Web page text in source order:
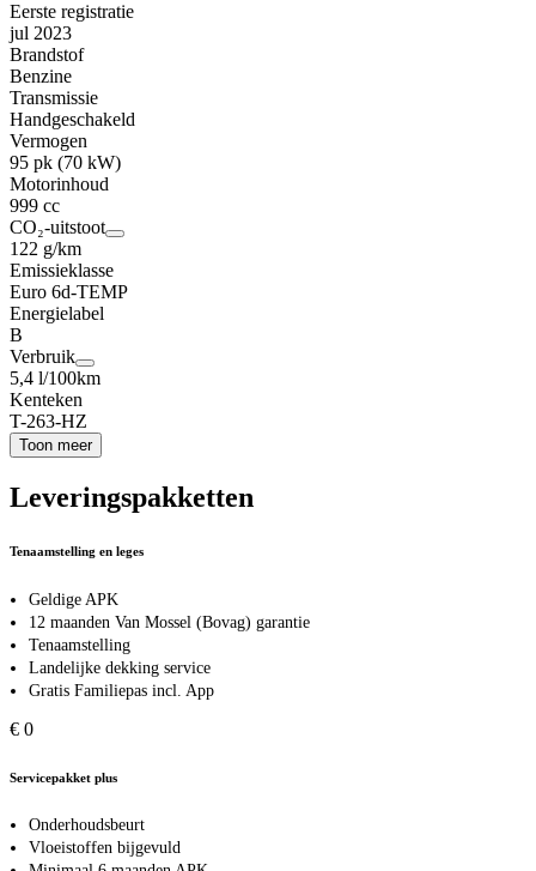
Eerste registratie
jul 2023
Brandstof
Benzine
Transmissie
Handgeschakeld
Vermogen
95 pk (70 kW)
Motorinhoud
999 cc
CO₂-uitstoot
122 g/km
Emissieklasse
Euro 6d-TEMP
Energielabel
B
Verbruik
5,4 l/100km
Kenteken
T-263-HZ
Toon meer
Leveringspakketten
Tenaamstelling en leges
Geldige APK
12 maanden Van Mossel (Bovag) garantie
Tenaamstelling
Landelijke dekking service
Gratis Familiepas incl. App
€ 0
Servicepakket plus
Onderhoudsbeurt
Vloeistoffen bijgevuld